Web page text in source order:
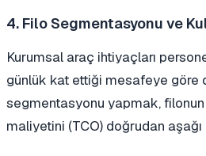
4. Filo Segmentasyonu ve
Kurumsal araç ihtiyaçları
günlük kat ettiği mesafeye göre
segmentasyonu yapmak,
maliyetini (TCO) doğrudan